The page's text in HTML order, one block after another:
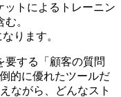
ットによるトレーニン
。
ります。
要する「顧客の質問
的に優れたツールだ
ながら、どんなスト